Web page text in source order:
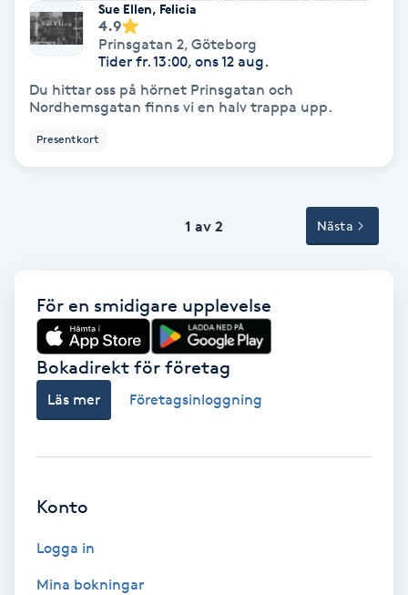
Stylist
Sugaring
Svensk massage
Taktil massage
Tandblekning
Tandläkare
Sue Ellen, Felicia
4.9
Prinsgatan 2, Göteborg
Tider fr. 13:00, ons 12 aug.
Du hittar oss på hörnet Prinsgatan och
Nordhemsgatan finns vi en halv trappa upp.
Presentkort
1 av 2 Nästa
För en smidigare upplevelse
Bokadirekt för företag
Läs mer Företagsinloggning
Konto
Logga in
Mina bokningar